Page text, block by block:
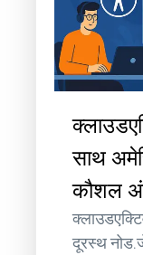
साथ
कौशल
दूरस्थ